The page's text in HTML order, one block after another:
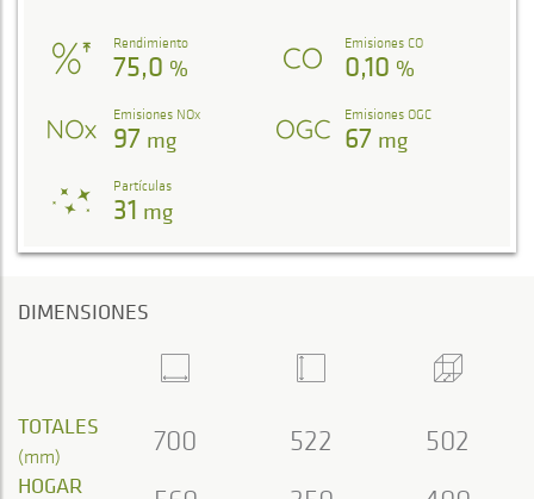
Rendimiento
75,0 %
Emisiones CO
0,10 %
Emisiones NOx
97 mg
Emisiones OGC
67 mg
Partículas
31 mg
DIMENSIONES
TOTALES
(mm) 700 522 502
HOGAR